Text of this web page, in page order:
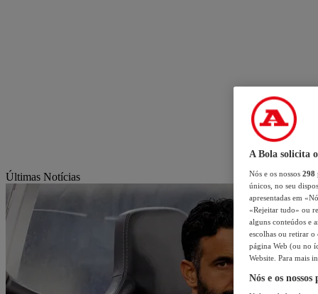
Últimas Notícias
A Bola solicita
Nós e os nossos 298
únicos, no seu
apresentadas em
«Rejeitar tudo» ou
alguns conteúdos e
escolhas ou retirar
página Web (ou no
Website. Para mais
Nós e os